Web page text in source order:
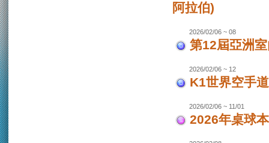
阿拉伯)
2026/02/06 ~ 08
第12屆亞洲
2026/02/06 ~ 12
K1世界空手
2026/02/06 ~ 11/01
2026年桌球